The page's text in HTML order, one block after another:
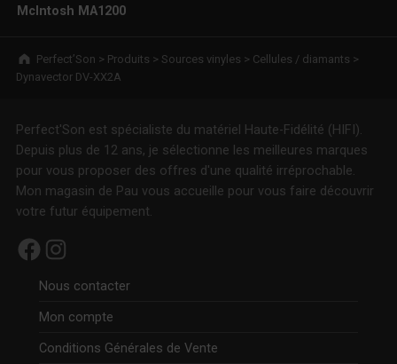
McIntosh MA1200
Breadcrumbs navigation
Perfect’Son > Produits > Sources vinyles > Cellules / diamants >
Dynavector DV-XX2A
Perfect'Son est spécialiste du matériel Haute-Fidélité (HIFI).
Depuis plus de 12 ans, je sélectionne les meilleures marques
pour vous proposer des offres d'une qualité irréprochable.
Mon magasin de Pau vous accueille pour vous faire découvrir
votre futur équipement.
Facebook Instagram
Nous contacter
Mon compte
Conditions Générales de Vente